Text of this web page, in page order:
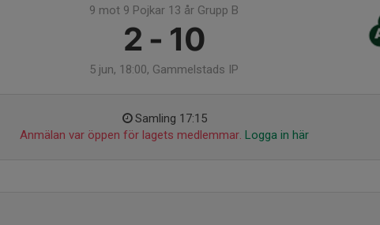
9 mot 9 Pojkar 13 år Grupp B
2 - 10
5 jun, 18:00, Gammelstads IP
Samling 17:15
Anmälan var öppen för lagets medlemmar. Logga in här